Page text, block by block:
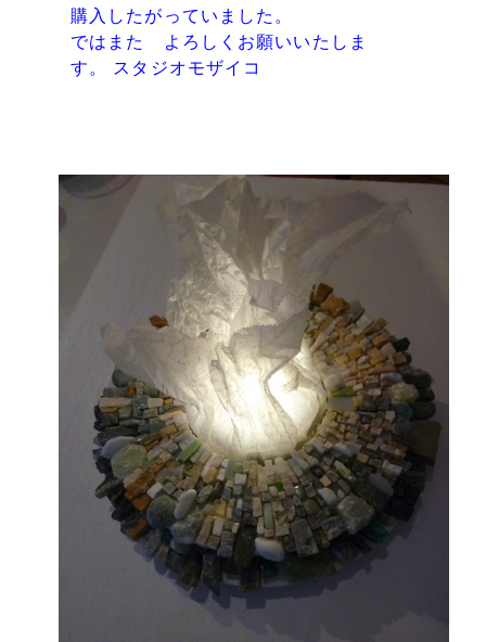
購入したがっていました。
ではまた よろしくお願いいたしま
す。 スタジオモザイコ